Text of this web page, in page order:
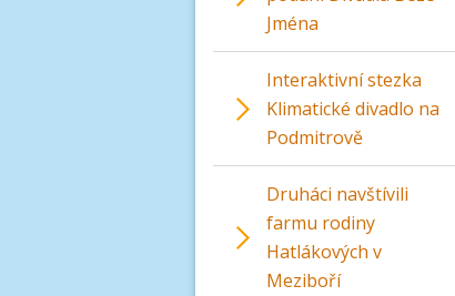
Jména
Interaktivní stezka
Klimatické divadlo na
Podmitrově
Druháci navštívili
farmu rodiny
Hatlákových v
Meziboří